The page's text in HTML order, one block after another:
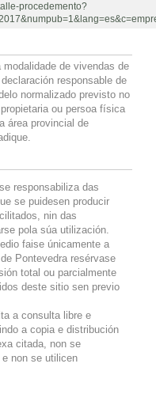
procedemento?
de vivendas de
responsable de
normalizado previsto no
ou persoa física
área provincial de
responsabiliza das
se puidesen producir
nin das
pola súa utilización.
faise únicamente a
Pontevedra resérvase
total ou parcialmente
deste sitio sen previo
a consulta libre e
a copia e distribución
citada, non se
non se utilicen